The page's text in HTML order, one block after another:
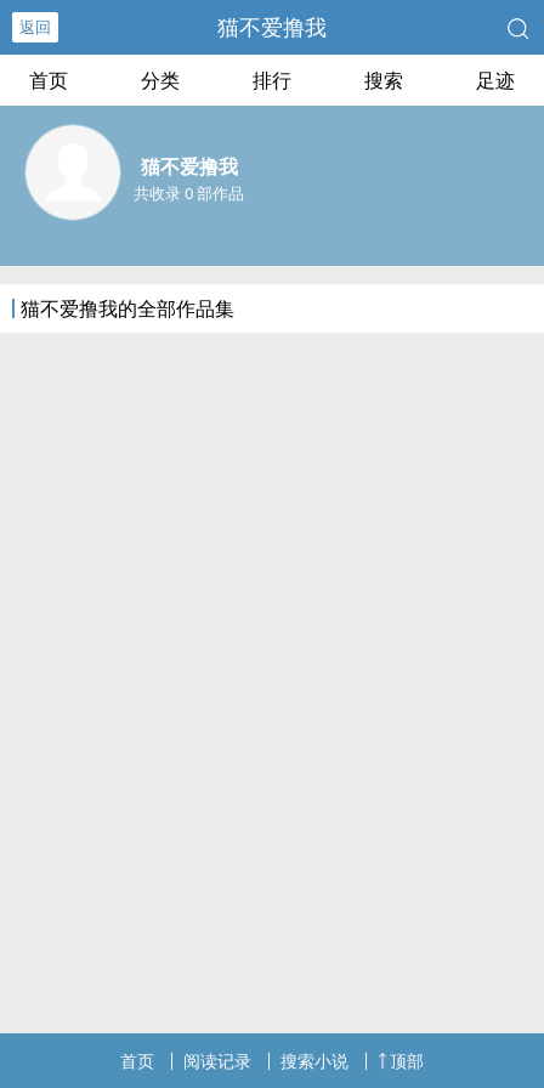
返回 猫不爱撸我
首页 分类 排行 搜索 足迹
猫不爱撸我
共收录 0 部作品
猫不爱撸我的全部作品集
首页 阅读记录 搜索小说 顶部